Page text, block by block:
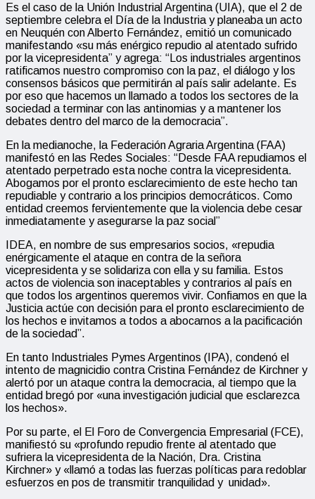
Es el caso de la Unión Industrial Argentina (UIA), que el 2 de
septiembre celebra el Día de la Industria y planeaba un acto
en Neuquén con Alberto Fernández, emitió un comunicado
manifestando «su más enérgico repudio al atentado sufrido
por la vicepresidenta” y agrega: “Los industriales argentinos
ratificamos nuestro compromiso con la paz, el diálogo y los
consensos básicos que permitirán al país salir adelante. Es
por eso que hacemos un llamado a todos los sectores de la
sociedad a terminar con las antinomias y a mantener los
debates dentro del marco de la democracia”.
En la medianoche, la Federación Agraria Argentina (FAA)
manifestó en las Redes Sociales: “Desde FAA repudiamos el
atentado perpetrado esta noche contra la vicepresidenta.
Abogamos por el pronto esclarecimiento de este hecho tan
repudiable y contrario a los principios democráticos. Como
entidad creemos fervientemente que la violencia debe cesar
inmediatamente y asegurarse la paz social”
IDEA, en nombre de sus empresarios socios, «repudia
enérgicamente el ataque en contra de la señora
vicepresidenta y se solidariza con ella y su familia. Estos
actos de violencia son inaceptables y contrarios al país en
que todos los argentinos queremos vivir. Confiamos en que la
Justicia actúe con decisión para el pronto esclarecimiento de
los hechos e invitamos a todos a abocarnos a la pacificación
de la sociedad”.
En tanto Industriales Pymes Argentinos (IPA), condenó el
intento de magnicidio contra Cristina Fernández de Kirchner y
alertó por un ataque contra la democracia, al tiempo que la
entidad bregó por «una investigación judicial que esclarezca
los hechos».
Por su parte, el El Foro de Convergencia Empresarial (FCE),
manifiestó su «profundo repudio frente al atentado que
sufriera la vicepresidenta de la Nación, Dra. Cristina
Kirchner» y «llamó a todas las fuerzas políticas para redoblar
esfuerzos en pos de transmitir tranquilidad y unidad».